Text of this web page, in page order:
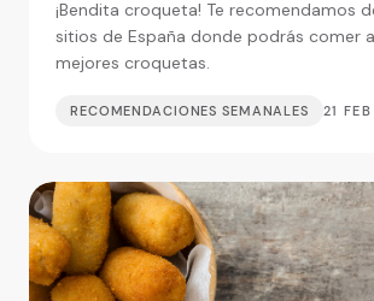
¡Bendita croqueta! Te recomendamos
sitios de España donde podrás comer
mejores croquetas.
RECOMENDACIONES SEMANALES 21